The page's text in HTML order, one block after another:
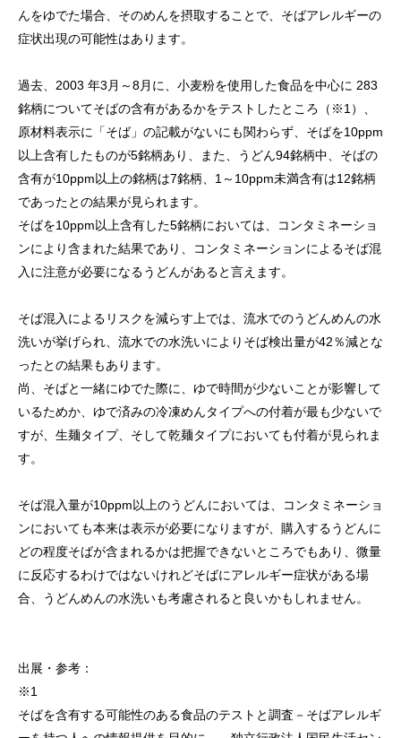
んをゆでた場合、そのめんを摂取することで、そばアレルギーの
症状出現の可能性はあります。
過去、2003 年3月～8月に、小麦粉を使用した食品を中心に 283
銘柄についてそばの含有があるかをテストしたところ（※1）、
原材料表示に「そば」の記載がないにも関わらず、そばを10ppm
以上含有したものが5銘柄あり、また、うどん94銘柄中、そばの
含有が10ppm以上の銘柄は7銘柄、1～10ppm未満含有は12銘柄
であったとの結果が見られます。
そばを10ppm以上含有した5銘柄においては、コンタミネーショ
ンにより含まれた結果であり、コンタミネーションによるそば混
入に注意が必要になるうどんがあると言えます。
そば混入によるリスクを減らす上では、流水でのうどんめんの水
洗いが挙げられ、流水での水洗いによりそば検出量が42％減とな
ったとの結果もあります。
尚、そばと一緒にゆでた際に、ゆで時間が少ないことが影響して
いるためか、ゆで済みの冷凍めんタイプへの付着が最も少ないで
すが、生麺タイプ、そして乾麺タイプにおいても付着が見られま
す。
そば混入量が10ppm以上のうどんにおいては、コンタミネーショ
ンにおいても本来は表示が必要になりますが、購入するうどんに
どの程度そばが含まれるかは把握できないところでもあり、微量
に反応するわけではないけれどそばにアレルギー症状がある場
合、うどんめんの水洗いも考慮されると良いかもしれません。
出展・参考：
※1
そばを含有する可能性のある食品のテストと調査－そばアレルギ